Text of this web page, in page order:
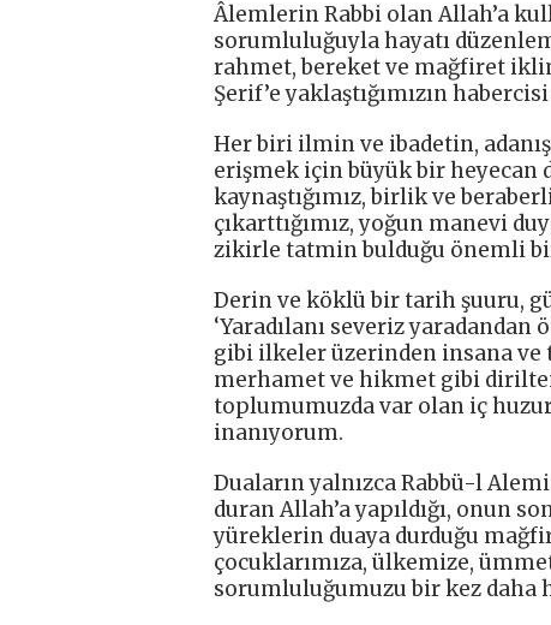
Âlemlerin Rabbi olan Allah’a
sorumluluğuyla hayatı
rahmet, bereket ve mağfiret
Şerif’e yaklaştığımızın
Her biri ilmin ve ibadetin,
erişmek için büyük bir heyecan
kaynaştığımız, birlik ve
çıkarttığımız, yoğun manevi
zikirle tatmin bulduğu önemli
Derin ve köklü bir tarih şuuru,
‘Yaradılanı severiz
gibi ilkeler üzerinden insana ve
merhamet ve hikmet gibi
toplumumuzda var olan iç
inanıyorum.
Duaların yalnızca Rabbü-l
duran Allah’a yapıldığı, onun
yüreklerin duaya durduğu
çocuklarımıza, ülkemize,
sorumluluğumuzu bir kez daha